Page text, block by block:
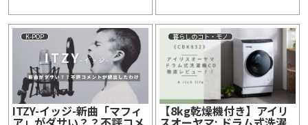
K-POP
ITZY-イッジ-新曲「マフィ
暮らしのコト・モノ
【8kg乾燥機付き】アイリ